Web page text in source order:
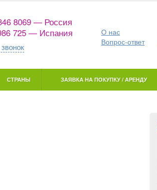
8069 — Россия
725 — Испания
О нас
Вопрос-ответ
СТРАНЫ ЗАЯВКА НА ПОКУПКУ / АРЕНДУ